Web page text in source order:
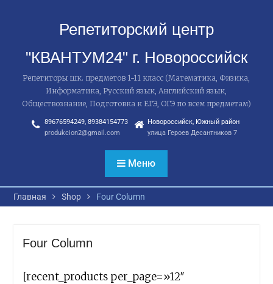
Репетиторский центр
"КВАНТУМ24" г. Новороссийск
Репетиторы шк. предметов 1-11 класс (Математика, Физика,
Информатика, Русский язык, Английский язык,
Обществознание, Подготовка к ЕГЭ, ОГЭ по всем предметам)
89676594249, 89384154773
produkcion2@gmail.com
Новороссийск, Южный район
улица Героев Десантников 7
Меню
Главная Shop Four Column
Four Column
[recent_products per_page=»12″